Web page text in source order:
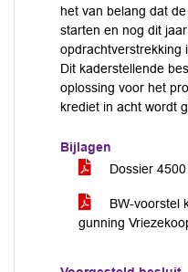
het van belang dat
starten en nog dit
opdrachtverstrekking
Dit kaderstellende
oplossing voor het
krediet in acht wordt
Bijlagen
Dossier
BW-voorstel
gunning